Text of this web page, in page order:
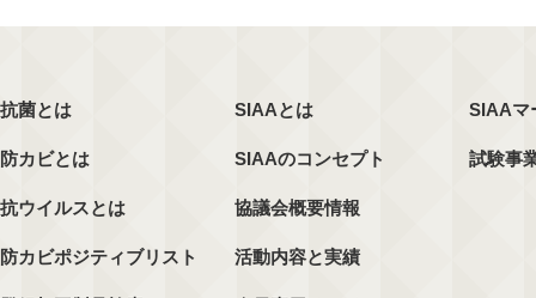
抗菌とは
防カビとは
抗ウイルスとは
防カビポジティブリスト
SIAAとは
SIAAのコンセプト
協議会概要情報
活動内容と実績
SIAAマ
試験事